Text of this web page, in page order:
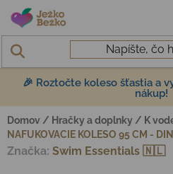
Prejsť na obsah
🎉 Roztočte koleso šťastia a
nákup!
Domov / Hračky a doplnky / K
NAFUKOVACIE KOLESO 95 CM -
Značka: Swim Essentials 🇳🇱